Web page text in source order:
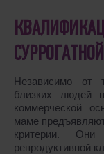
Независимо от
близких людей
коммерческой
маме
критерии.
репродуктивной